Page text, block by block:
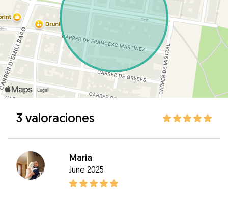
3 valoraciones
Maria
June 2025